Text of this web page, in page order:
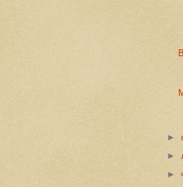
►
►
►